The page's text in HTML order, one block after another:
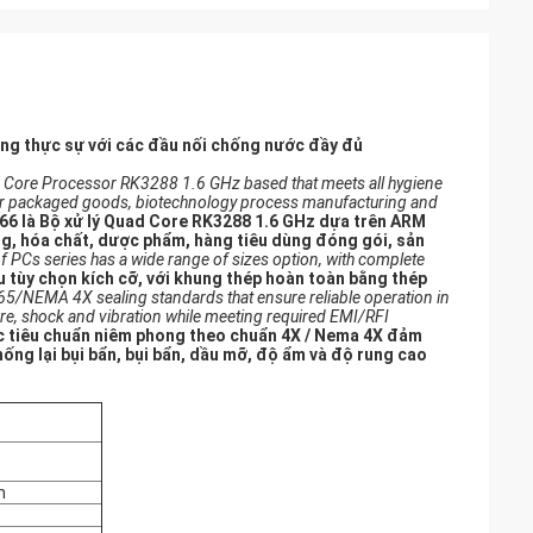
thực sự với các đầu nối chống nước đầy đủ
Processor RK3288 1.6 GHz based that meets all hygiene
packaged goods, biotechnology process manufacturing and
là Bộ xử lý Quad Core RK3288 1.6 GHz dựa trên ARM
hóa chất, dược phẩm, hàng tiêu dùng đóng gói, sản
PCs series has a wide range of sizes option, with complete
tùy chọn kích cỡ, với khung thép hoàn toàn bằng thép
NEMA 4X sealing standards that ensure reliable operation in
shock and vibration while meeting required EMI/RFI
chuẩn niêm phong theo chuẩn 4X / Nema 4X đảm
lại bụi bẩn, bụi bẩn, dầu mỡ, độ ẩm và độ rung cao